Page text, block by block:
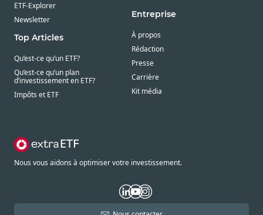
ETF-Explorer
Newsletter
Top Articles
Qu’est-ce qu’un ETF?
Qu’est-ce qu’un plan
d’investissement en ETF?
Impôts et ETF
Entreprise
À propos
Rédaction
Presse
Carrière
Kit média
Nous vous aidons à optimiser votre investissement.